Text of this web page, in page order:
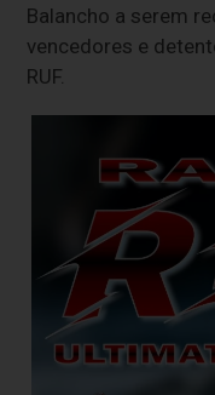
Balancho a serem
vencedores e
RUF.